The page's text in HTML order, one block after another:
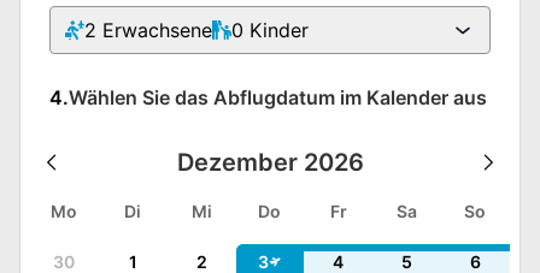
2 Erwachsene 0 Kinder
4.Wählen Sie das Abflugdatum im Kalender aus
Dezember 2026
Mo Di Mi Do Fr Sa So
30 1 2 3 4 5 6